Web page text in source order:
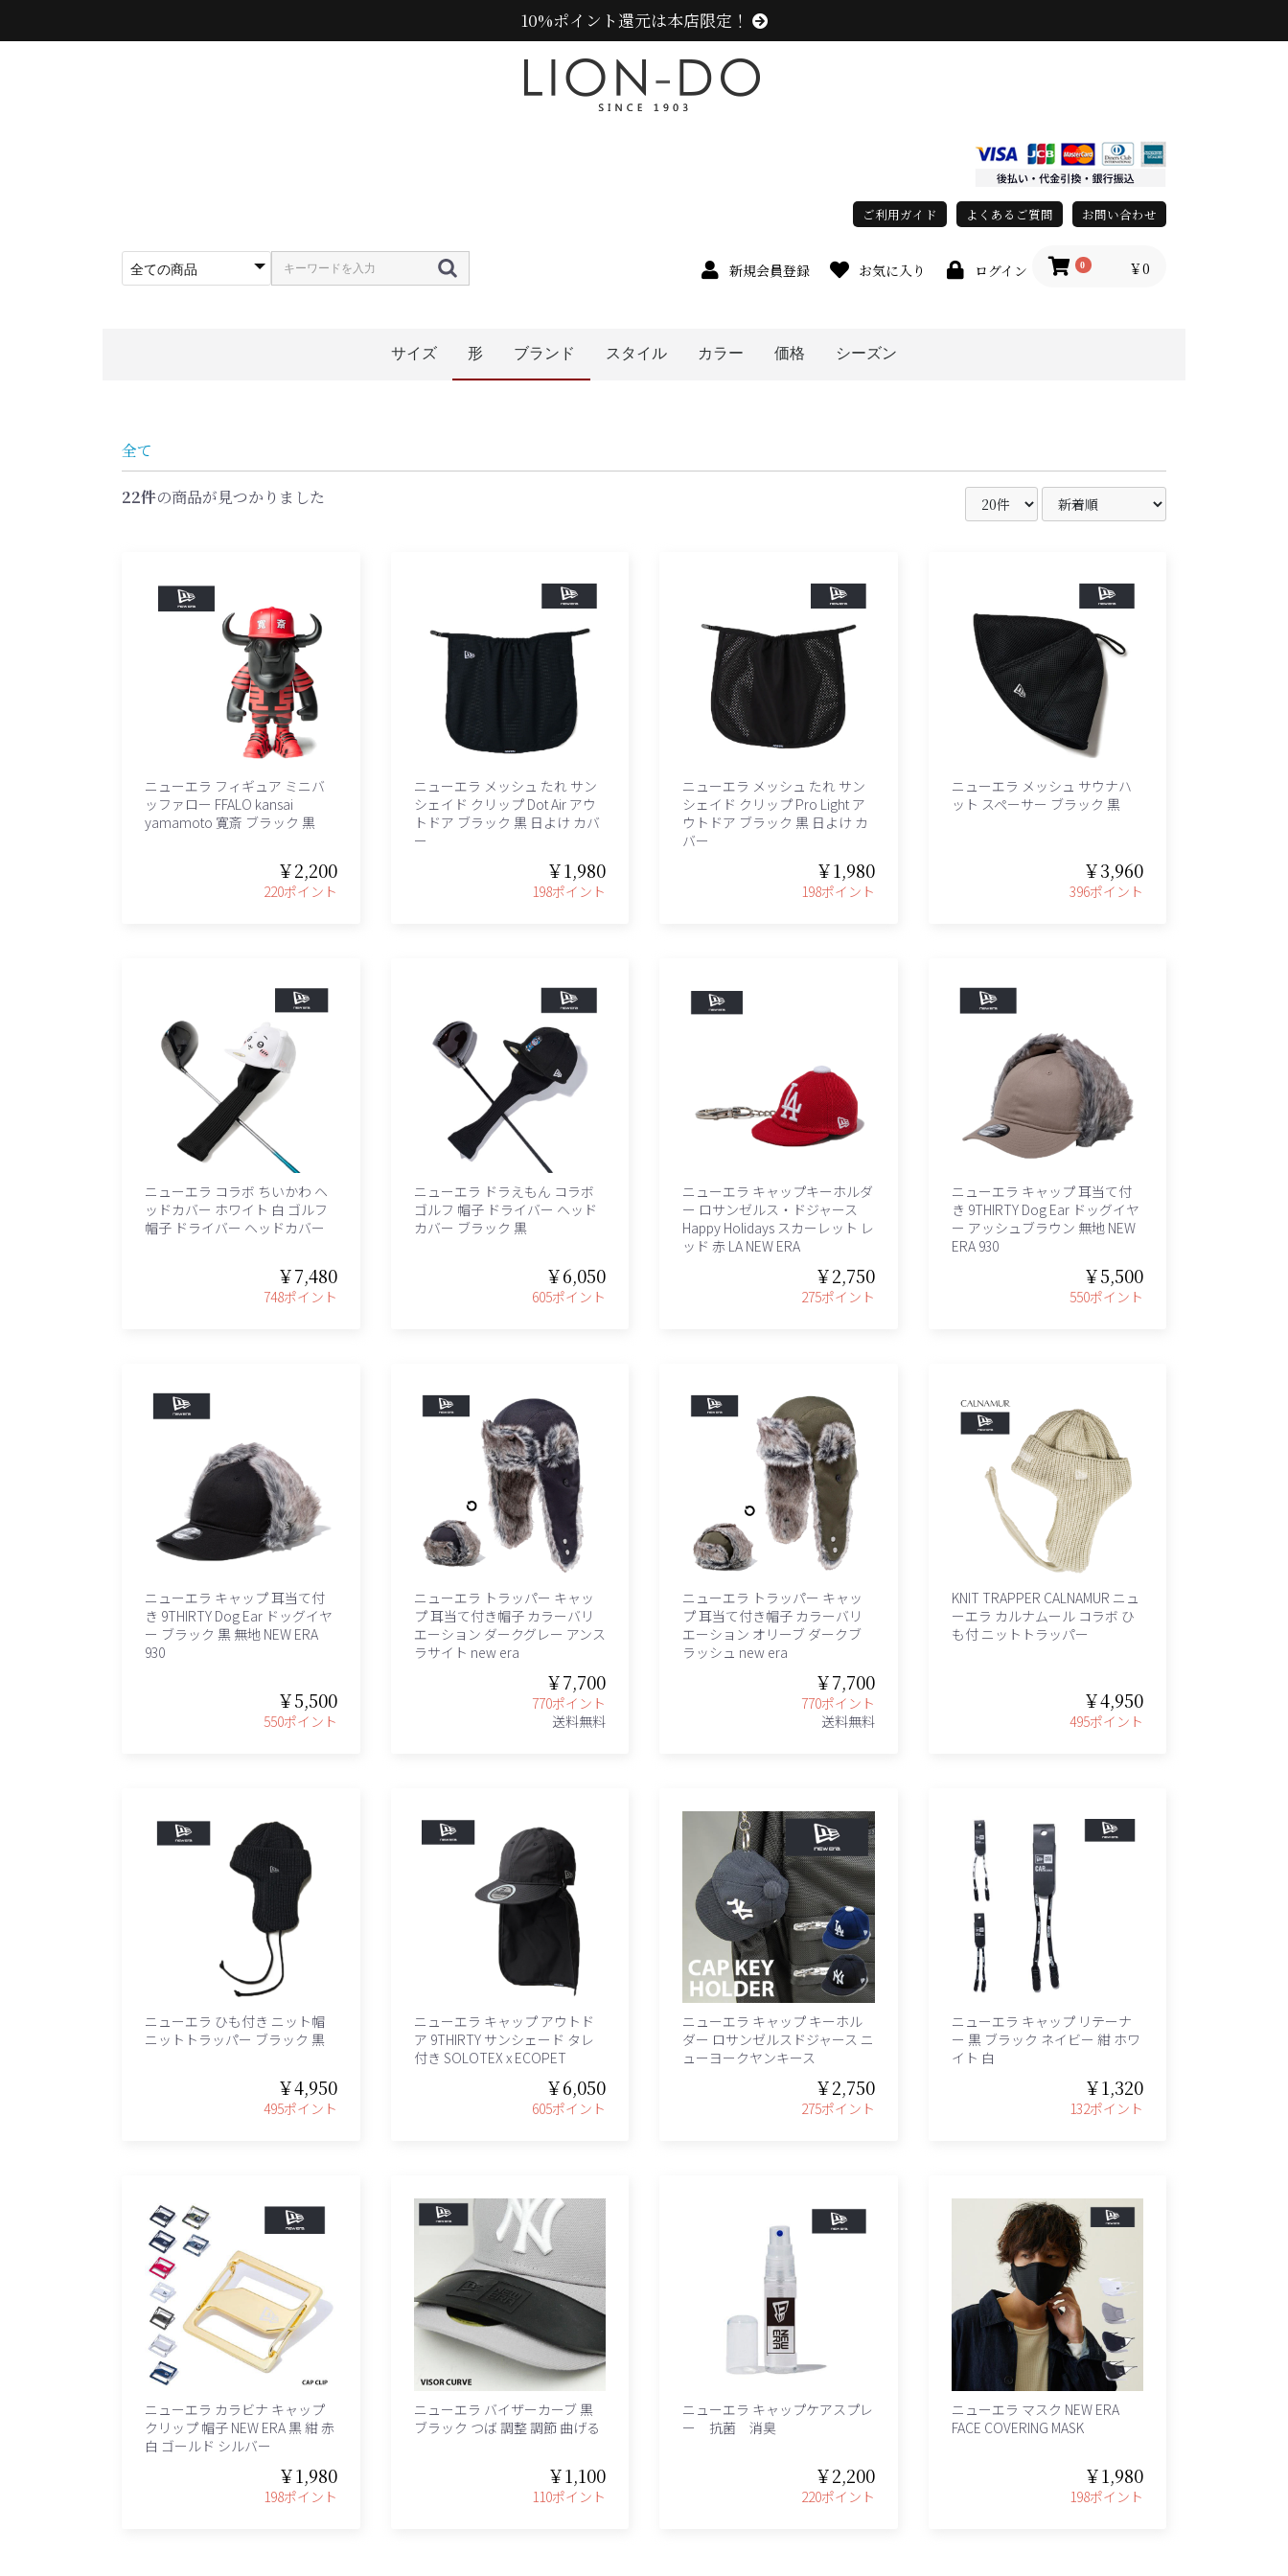
10%ポイント還元は本店限定！
ご利用ガイド よくあるご質問 お問い合わせ
新規会員登録 お気に入り ログイン 0 ￥0
サイズ 形 ブランド スタイル カラー 価格 シーズン
全て
22件の商品が見つかりました
ニューエラ フィギュア ミニバ
ッファロー FFALO kansai
yamamoto 寛斎 ブラック 黒
￥2,200
220ポイント
ニューエラ メッシュ たれ サン
シェイド クリップ Dot Air アウ
トドア ブラック 黒 日よけ カバ
ー
￥1,980
198ポイント
ニューエラ メッシュ たれ サン
シェイド クリップ Pro Light ア
ウトドア ブラック 黒 日よけ カ
バー
￥1,980
198ポイント
ニューエラ メッシュ サウナハ
ット スペーサー ブラック 黒
￥3,960
396ポイント
ニューエラ コラボ ちいかわ ヘ
ッドカバー ホワイト 白 ゴルフ
帽子 ドライバー ヘッドカバー
￥7,480
748ポイント
ニューエラ ドラえもん コラボ
ゴルフ 帽子 ドライバー ヘッド
カバー ブラック 黒
￥6,050
605ポイント
ニューエラ キャップキーホルダ
ー ロサンゼルス・ドジャース
Happy Holidays スカーレット レ
ッド 赤 LA NEW ERA
￥2,750
275ポイント
ニューエラ キャップ 耳当て付
き 9THIRTY Dog Ear ドッグイヤ
ー アッシュブラウン 無地 NEW
ERA 930
￥5,500
550ポイント
ニューエラ キャップ 耳当て付
き 9THIRTY Dog Ear ドッグイヤ
ー ブラック 黒 無地 NEW ERA
930
￥5,500
550ポイント
ニューエラ トラッパー キャッ
プ 耳当て付き帽子 カラーバリ
エーション ダークグレー アンス
ラサイト new era
￥7,700
770ポイント
送料無料
ニューエラ トラッパー キャッ
プ 耳当て付き帽子 カラーバリ
エーション オリーブ ダークブ
ラッシュ new era
￥7,700
770ポイント
送料無料
KNIT TRAPPER CALNAMUR ニュ
ーエラ カルナムール コラボ ひ
も付 ニットトラッパー
￥4,950
495ポイント
ニューエラ ひも付き ニット帽
ニットトラッパー ブラック 黒
￥4,950
495ポイント
ニューエラ キャップ アウトド
ア 9THIRTY サンシェード タレ
付き SOLOTEX x ECOPET
￥6,050
605ポイント
ニューエラ キャップ キーホル
ダー ロサンゼルスドジャース ニ
ューヨークヤンキース
￥2,750
275ポイント
ニューエラ キャップ リテーナ
ー 黒 ブラック ネイビー 紺 ホワ
イト 白
￥1,320
132ポイント
ニューエラ カラビナ キャップ
クリップ 帽子 NEW ERA 黒 紺 赤
白 ゴールド シルバー
￥1,980
198ポイント
ニューエラ バイザーカーブ 黒
ブラック つば 調整 調節 曲げる
￥1,100
110ポイント
ニューエラ キャップケアスプレ
ー 抗菌 消臭
￥2,200
220ポイント
ニューエラ マスク NEW ERA
FACE COVERING MASK
￥1,980
198ポイント